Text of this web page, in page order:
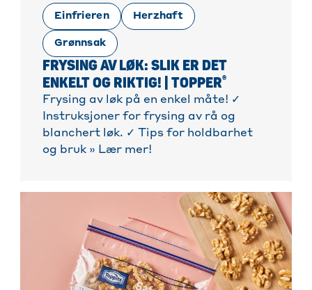
Einfrieren Herzhaft
Grønnsak
FRYSING AV LØK: SLIK ER DET
ENKELT OG RIKTIG! | TOPPER®
Frysing av løk på en enkel måte! ✓
Instruksjoner for frysing av rå og
blanchert løk. ✓ Tips for holdbarhet
og bruk » Lær mer!